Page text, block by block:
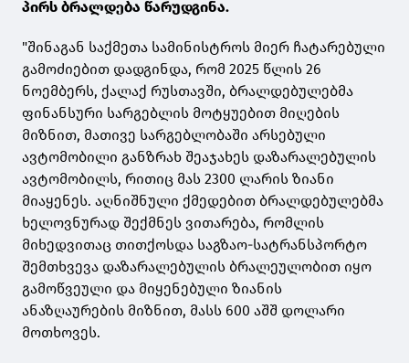
პირს ბრალდება წარუდგინა.
"შინაგან საქმეთა სამინისტროს მიერ ჩატარებული
გამოძიებით დადგინდა, რომ 2025 წლის 26
ნოემბერს, ქალაქ რუსთავში, ბრალდებულებმა
ფინანსური სარგებლის მოტყუებით მიღების
მიზნით, მათივე სარგებლობაში არსებული
ავტომობილი განზრახ შეაჯახეს დაზარალებულის
ავტომობილს, რითიც მას 2300 ლარის ზიანი
მიაყენეს. აღნიშნული ქმედებით ბრალდებულებმა
ხელოვნურად შექმნეს ვითარება, რომლის
მიხედვითაც თითქოსდა საგზაო-სატრანსპორტო
შემთხვევა დაზარალებულის ბრალეულობით იყო
გამოწვეული და მიყენებული ზიანის
ანაზღაურების მიზნით, მასს 600 აშშ დოლარი
მოთხოვეს.